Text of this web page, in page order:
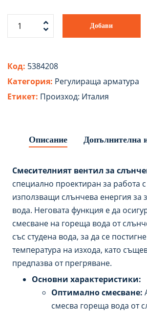
Добави
Код: 5384208
Категория: Регулираща арматура
Етикет: Произход: Италия
Описание Допълнителна
Смесителният вентил за
специално проектиран за работа
използващи слънчева енергия за
вода. Неговата функция е да
смесване на гореща вода от
със студена вода, за да се
температура на изхода, като
предпазва от прегряване.
Основни характеристики:
Оптимално смесване:
смесва гореща вода от